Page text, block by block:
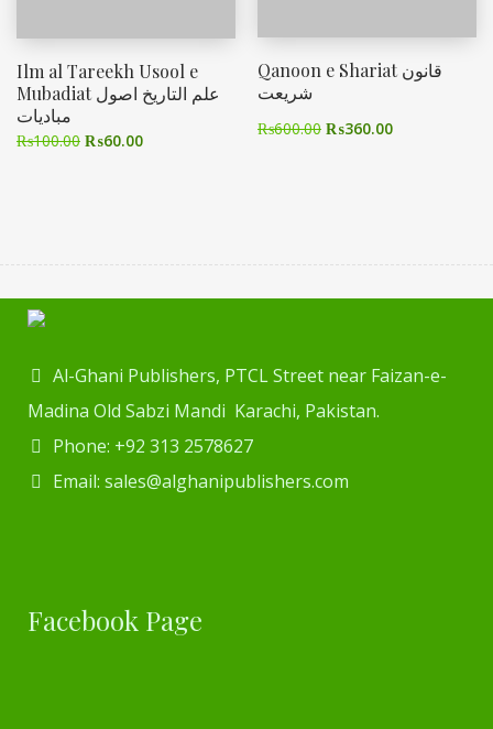
Ilm al Tareekh Usool e
Mubadiat علم التاریخ اصول
مبادیات
₨100.00 ₨60.00
Qanoon e Shariat قانون
شریعت
₨600.00 ₨360.00
Al-Ghani Publishers, PTCL Street near Faizan-e-
Madina Old Sabzi Mandi Karachi, Pakistan.
Phone: +92 313 2578627
Email: sales@alghanipublishers.com
Facebook Page